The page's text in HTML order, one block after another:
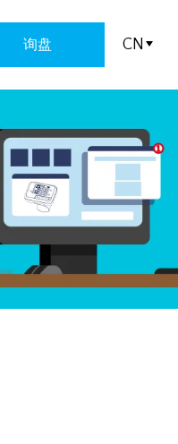
询盘 CN